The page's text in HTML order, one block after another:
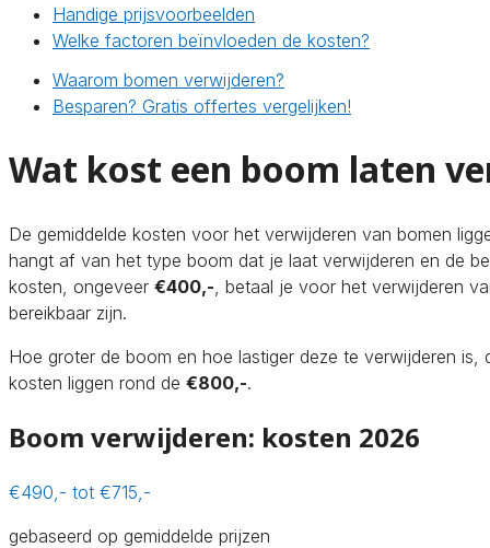
Handige prijsvoorbeelden
Welke factoren beïnvloeden de kosten?
Waarom bomen verwijderen?
Besparen? Gratis offertes vergelijken!
Wat kost een boom laten
De gemiddelde kosten voor het verwijderen van bomen
hangt af van het type boom dat je laat verwijderen en de
kosten, ongeveer €400,- , betaal je voor het verwijderen
bereikbaar zijn.
Hoe groter de boom en hoe lastiger deze te verwijderen is,
kosten liggen rond de €800,-.
Boom verwijderen: kosten 2026
€490,- tot €715,-
gebaseerd op gemiddelde prijzen